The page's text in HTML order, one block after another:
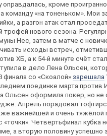
кроме
команду «на тоненьком». Мои
а разгон атак стал
трофей нового сезона.
Нес, затем в матче с
исходы встреч,
ХБ, а к 54-й минуте счёт
в дело Лена Ольсен,
финала со «Скоалой» зарешала
поединке марта
Ольсен оформила покер, но не
Апрель порадовал
важнейшей и очень
Четвертьфинал кубка
а вторую половину успешно